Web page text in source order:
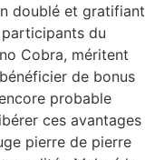
doublé et gratifiant
participants du
Cobra, méritent
de bonus
probable
ces avantages
pierre de pierre